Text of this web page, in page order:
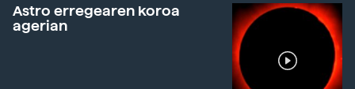
Astro erregearen koroa
agerian